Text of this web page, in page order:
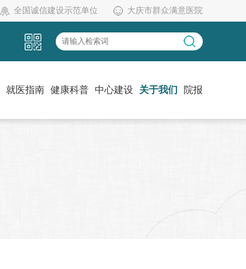
全国诚信建设示范单位 大庆市群众满意医院
就医指南 健康科普 中心建设 关于我们 院报